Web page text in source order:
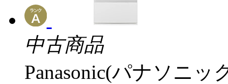
中古商品
Panasonic(パナソニッ